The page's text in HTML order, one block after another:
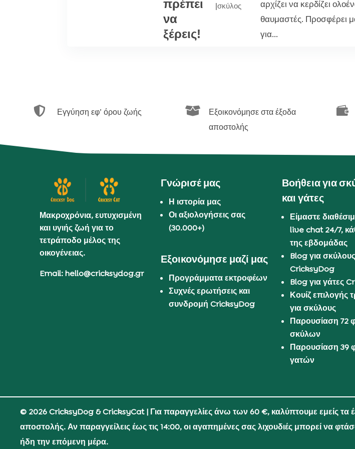
πρέπει
να
ξέρεις!
|σκύλος
αρχίζει να κερδίζει
θαυμαστές. Προσφέρει
για...
 Εγγύηση εφ’ όρου ζωής 
Εξοικονόμησε στα έξοδα
αποστολής

Μακροχρόνια, ευτυχισμένη
και υγιής ζωή για το
τετράποδο μέλος της
οικογένειας.
Email: hello@cricksydog.gr
Γνώρισέ μας
Η ιστορία μας
Οι αξιολογήσεις σας
(30.000+)
Εξοικονόμησε μαζί μας
Προγράμματα εκτροφέων
Συχνές ερωτήσεις και
συνδρομή CricksyDog
Βοήθεια για
και γάτες
Είμαστε
live chat 24/7,
της εβδομάδας
Blog για σκύλους
CricksyDog
Blog για γάτες
Κουίζ επιλογής
για σκύλους
Παρουσίαση 72
σκύλων
Παρουσίαση 39
γατών
© 2026 CricksyDog & CricksyCat| Για παραγγελίες άνω των 60 €, καλύπτουμε εμείς τα
αποστολής. Αν παραγγείλεις έως τις 14:00, οι αγαπημένες σας λιχουδιές μπορεί να
ήδη την επόμενη μέρα.